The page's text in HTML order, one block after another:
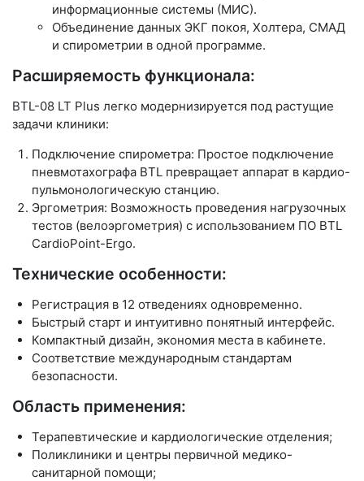
информационные системы (МИС).
Объединение данных ЭКГ покоя, Холтера, СМАД
и спирометрии в одной программе.
Расширяемость функционала:
BTL-08 LT Plus легко модернизируется под растущие
задачи клиники:
Подключение спирометра: Простое подключение
пневмотахографа BTL превращает аппарат в кардио-
пульмонологическую станцию.
Эргометрия: Возможность проведения нагрузочных
тестов (велоэргометрия) с использованием ПО BTL
CardioPoint-Ergo.
Технические особенности:
Регистрация в 12 отведениях одновременно.
Быстрый старт и интуитивно понятный интерфейс.
Компактный дизайн, экономия места в кабинете.
Соответствие международным стандартам
безопасности.
Область применения:
Терапевтические и кардиологические отделения;
Поликлиники и центры первичной медико-
санитарной помощи;